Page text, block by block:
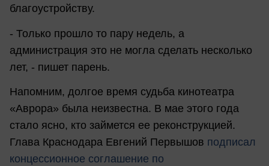
благоустройству.
- Только прошло то пару недель, а
администрация это не могла сделать несколько
лет, - пишет парень.
Напомним, долгое время судьба кинотеатра
«Аврора» была неизвестна. В мае этого года
стало ясно, кто займется ее реконструкцией.
Глава Краснодара Евгений Первышов подписал
концессионное соглашение по